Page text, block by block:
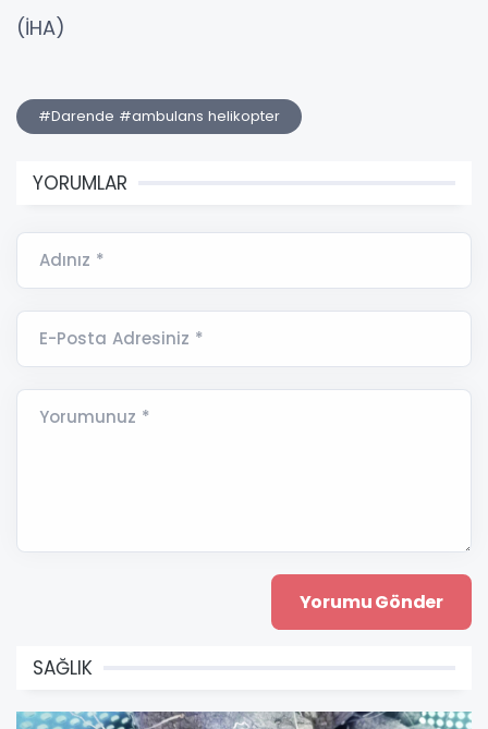
(İHA)
#Darende #ambulans helikopter
YORUMLAR
Adınız *
E-Posta Adresiniz *
Yorumunuz *
SAĞLIK